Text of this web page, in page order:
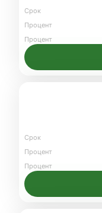
Срок
Процент
Процент
Срок
Процент
Процент